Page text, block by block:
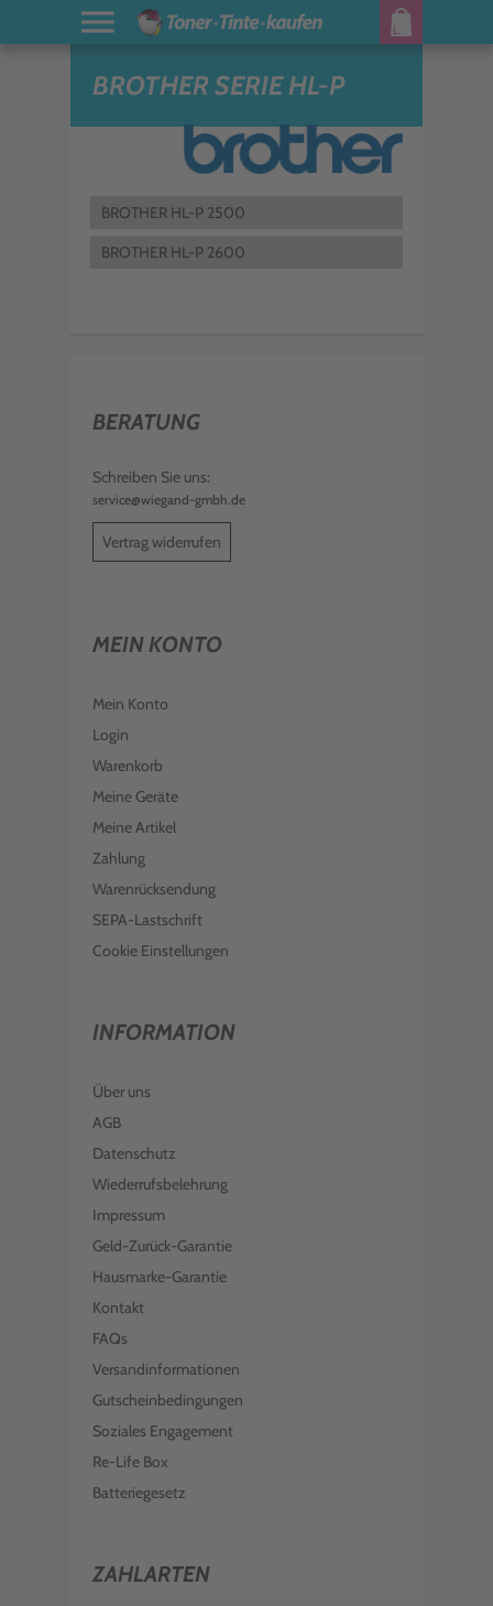
BROTHER SERIE HL-P
BROTHER HL-P 2500
BROTHER HL-P 2600
BERATUNG
Schreiben Sie uns:
service@wiegand-gmbh.de
Vertrag widerrufen
MEIN KONTO
Mein Konto
Login
Warenkorb
Meine Geräte
Meine Artikel
Zahlung
Warenrücksendung
SEPA-Lastschrift
Cookie Einstellungen
INFORMATION
Über uns
AGB
Datenschutz
Wiederrufsbelehrung
Impressum
Geld-Zurück-Garantie
Hausmarke-Garantie
Kontakt
FAQs
Versandinformationen
Gutscheinbedingungen
Soziales Engagement
Re-Life Box
Batteriegesetz
ZAHLARTEN